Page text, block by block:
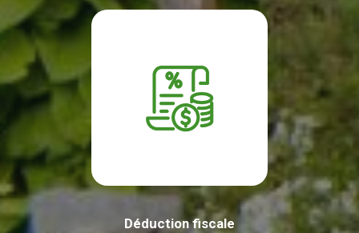
Déduction fiscale